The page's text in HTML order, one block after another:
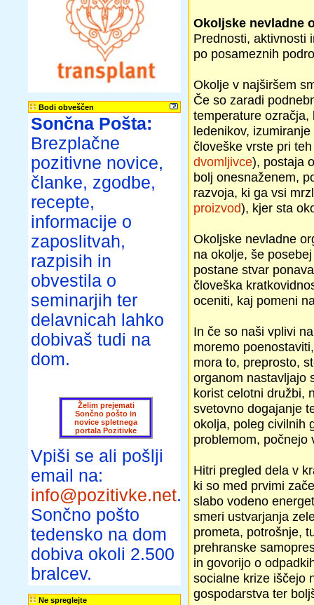
Bodi obveščen
Sončna Pošta:
Brezplačne
pozitivne novice,
članke, zgodbe,
recepte,
informacije o
zaposlitvah,
razpisih in
obvestila o
seminarjih ter
delavnicah lahko
dobivaš tudi na
dom.
Želim prejemati
Sončno pošto in
novice spletnega
portala Pozitivke
Vpiši se ali pošlji
email na:
info@pozitivke.net.
Sončno pošto
tedensko na dom
dobiva okoli 2.500
bralcev.
Ne spreglejte
Okoljske nevladne
Prednosti, aktivnosti
po posameznih
Okolje v najširšem
Če so zaradi
temperature
ledenikov,
človeške vrste pri
dvomljivce), postaja
bolj onesnaženem,
razvoja, ki ga vsi
proizvod), kjer sta
Okoljske nevladne
na okolje, še
postane stvar
človeška
oceniti, kaj pomeni
In če so naši vplivi
moremo
mora to, preprosto,
organom nastavljajo
korist celotni družbi,
svetovno dogajanje
okolja, poleg civilnih
problemom, počnejo
Hitri pregled dela v
ki so med prvimi
slabo vodeno
smeri ustvarjanja
prometa, potrošnje,
prehranske
in govorijo o
socialne krize iščejo
gospodarstva ter